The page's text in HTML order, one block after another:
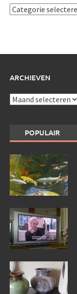
Ik
ARCHIEVEN
Archieven
POPULAIR